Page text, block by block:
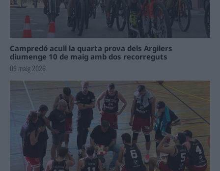
Campredó acull la quarta prova dels Argilers
diumenge 10 de maig amb dos recorreguts
09 maig 2026